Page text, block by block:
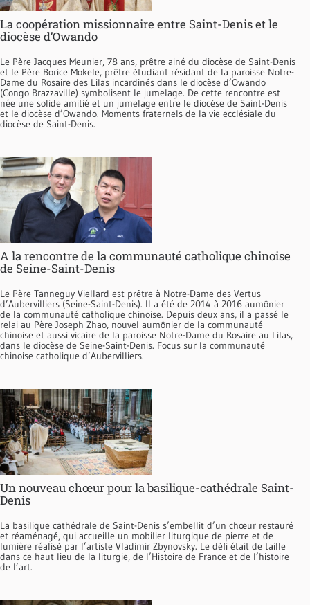
La coopération missionnaire entre Saint-Denis et le
diocèse d’Owando
Le Père Jacques Meunier, 78 ans, prêtre ainé du diocèse de Saint-Denis
et le Père Borice Mokele, prêtre étudiant résidant de la paroisse Notre-
Dame du Rosaire des Lilas incardinés dans le diocèse d’Owando
(Congo Brazzaville) symbolisent le jumelage. De cette rencontre est
née une solide amitié et un jumelage entre le diocèse de Saint-Denis
et le diocèse d’Owando. Moments fraternels de la vie ecclésiale du
diocèse de Saint-Denis.
A la rencontre de la communauté catholique chinoise
de Seine-Saint-Denis
Le Père Tanneguy Viellard est prêtre à Notre-Dame des Vertus
d’Aubervilliers (Seine-Saint-Denis). Il a été de 2014 à 2016 aumônier
de la communauté catholique chinoise. Depuis deux ans, il a passé le
relai au Père Joseph Zhao, nouvel aumônier de la communauté
chinoise et aussi vicaire de la paroisse Notre-Dame du Rosaire au Lilas,
dans le diocèse de Seine-Saint-Denis. Focus sur la communauté
chinoise catholique d’Aubervilliers.
Un nouveau chœur pour la basilique-cathédrale Saint-
Denis
La basilique cathédrale de Saint-Denis s’embellit d’un chœur restauré
et réaménagé, qui accueille un mobilier liturgique de pierre et de
lumière réalisé par l’artiste Vladimir Zbynovsky. Le défi était de taille
dans ce haut lieu de la liturgie, de l’Histoire de France et de l’histoire
de l’art.